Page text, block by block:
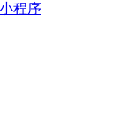
程序